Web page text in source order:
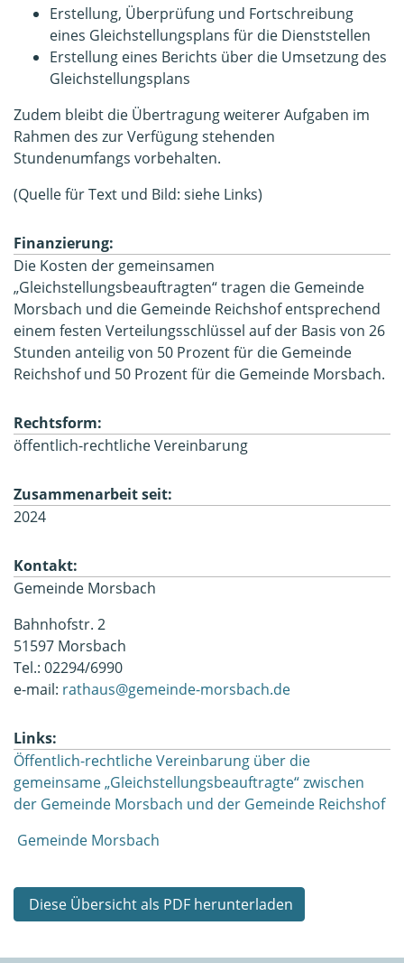
Erstellung, Überprüfung und Fortschreibung
eines Gleichstellungsplans für die Dienststellen
Erstellung eines Berichts über die Umsetzung des
Gleichstellungsplans
Zudem bleibt die Übertragung weiterer Aufgaben im
Rahmen des zur Verfügung stehenden
Stundenumfangs vorbehalten.
(Quelle für Text und Bild: siehe Links)
Finanzierung:
Die Kosten der gemeinsamen
„Gleichstellungsbeauftragten“ tragen die Gemeinde
Morsbach und die Gemeinde Reichshof entsprechend
einem festen Verteilungsschlüssel auf der Basis von 26
Stunden anteilig von 50 Prozent für die Gemeinde
Reichshof und 50 Prozent für die Gemeinde Morsbach.
Rechtsform:
öffentlich-rechtliche Vereinbarung
Zusammenarbeit seit:
2024
Kontakt:
Gemeinde Morsbach
Bahnhofstr. 2
51597 Morsbach
Tel.: 02294/6990
e-mail: rathaus@gemeinde-morsbach.de
Links:
Öffentlich-rechtliche Vereinbarung über die
gemeinsame „Gleichstellungsbeauftragte“ zwischen
der Gemeinde Morsbach und der Gemeinde Reichshof
Gemeinde Morsbach
Diese Übersicht als PDF herunterladen